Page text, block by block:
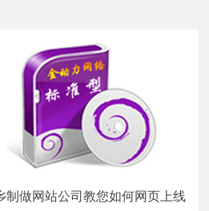
制做网站公司教您如何网页上线